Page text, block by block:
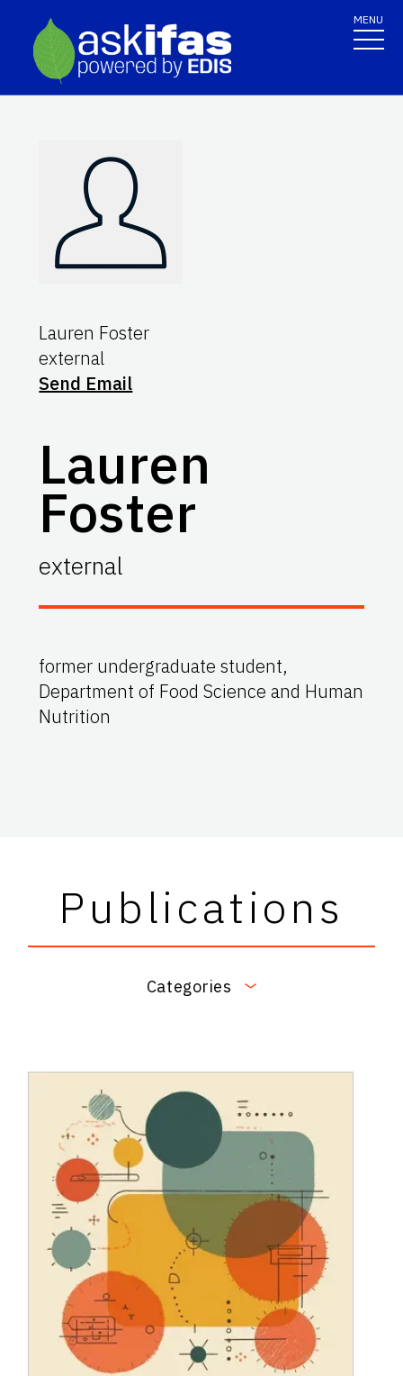
MENU
Lauren Foster
external
Send Email
Lauren
Foster
external
former undergraduate student,
Department of Food Science and Human
Nutrition
Publications
Categories